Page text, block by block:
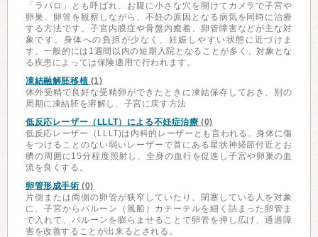
「ラパロ」とも呼ばれ、お腹に小さな穴を開けてカメラで子宮や
卵巣、卵管を観察しながら、不妊の原因となる病気を同時に治療
する方法です。子宮内膜症や骨盤内癒着、卵管障害などが主な対
象です。身体への負担が少なく、妊娠しやすい状態に近づけま
す。一般的には1週間以内の短期入院となることが多く、対象とな
る疾患によっては保険適用で行われます。
凍結融解胚移植 (1)
体外受精で良好な受精卵ができたときに凍結保存しておき、別の
周期に凍結胚を溶解し、子宮に戻す方法
低反応レーザー（LLLT）による不妊症治療 (0)
低反応レーザー（LLLT)は内科的レーザーとも言われる。身体に傷
をつけることのない弱いレーザーで首にある星状神経節付近とお
臍の周囲に15分程度照射し、全身の血行を促進し子宮や卵巣の血
流を良くする。
卵管形成手術 (0)
片側または両側の卵管が狭窄していたり、閉塞している人を対象
に、子宮からバルーン（風船）カテーテルを細く詰まった卵管ま
で入れて、バルーンを膨らませることで卵管を押し広げ、通過障
害を改善することが出来るとされる。